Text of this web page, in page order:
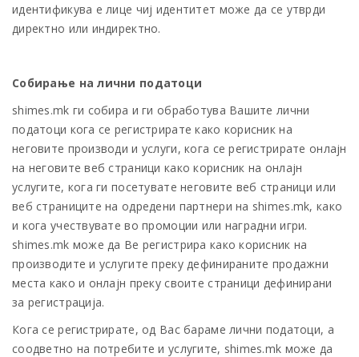
идентификува е лице чиј идентитет може да се утврди
директно или индиректно.
Собирање на лични податоци
shimes.mk ги собира и ги обработува Вашите лични
податоци кога се регистрирате како корисник на
неговите производи и услуги, кога се регистрирате онлајн
на неговите веб страници како корисник на онлајн
услугите, кога ги посетувате неговите веб страници или
веб страниците на одредени партнери на shimes.mk, како
и кога учествувате во промоции или наградни игри.
shimes.mk може да Ве регистрира како корисник на
производите и услугите преку дефинираните продажни
места како и онлајн преку своите страници дефинирани
за регистрација.
Кога се регистрирате, од Вас бараме лични податоци, а
соодветно на потребите и услугите, shimes.mk може да